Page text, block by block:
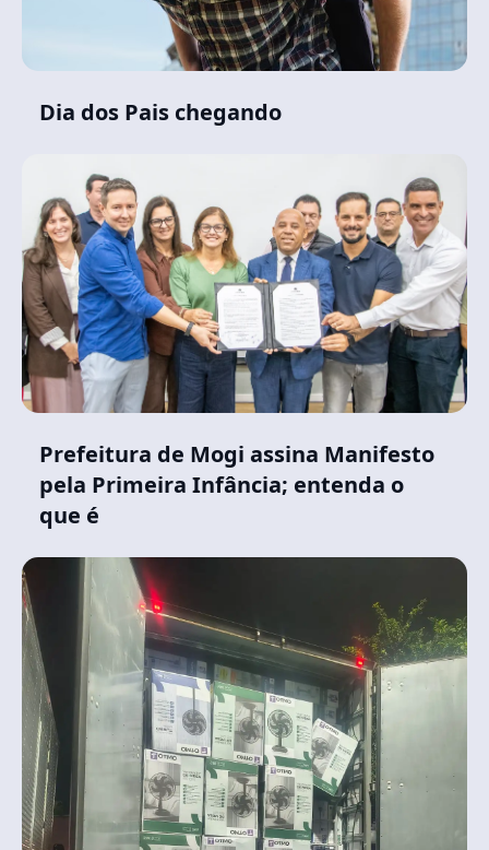
Dia dos Pais chegando
Prefeitura de Mogi assina Manifesto
pela Primeira Infância; entenda o
que é